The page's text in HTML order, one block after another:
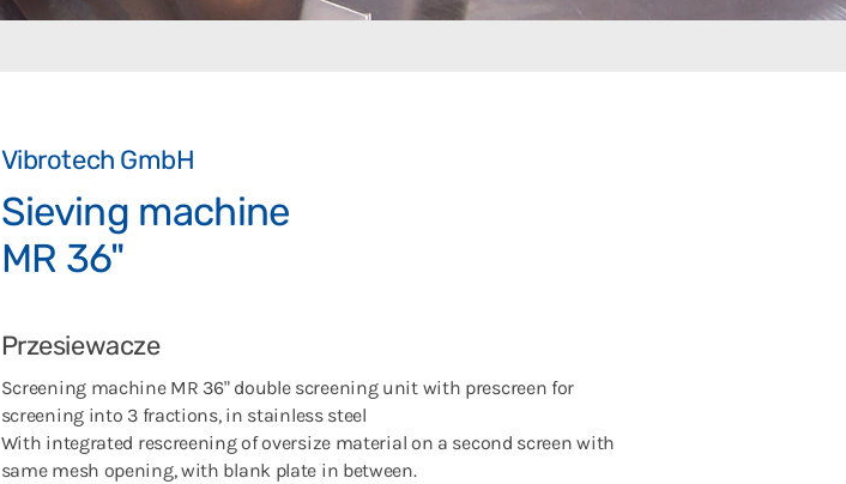
Vibrotech GmbH
Sieving machine
MR 36"
Przesiewacze
Screening machine MR 36" double screening unit with prescreen for
screening into 3 fractions, in stainless steel
With integrated rescreening of oversize material on a second screen with
same mesh opening, with blank plate in between.